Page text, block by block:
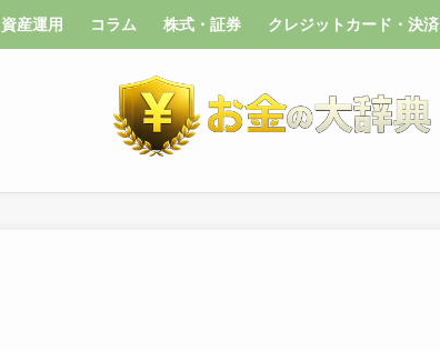
産運用 コラム 株式・証券 クレジットカード・決済